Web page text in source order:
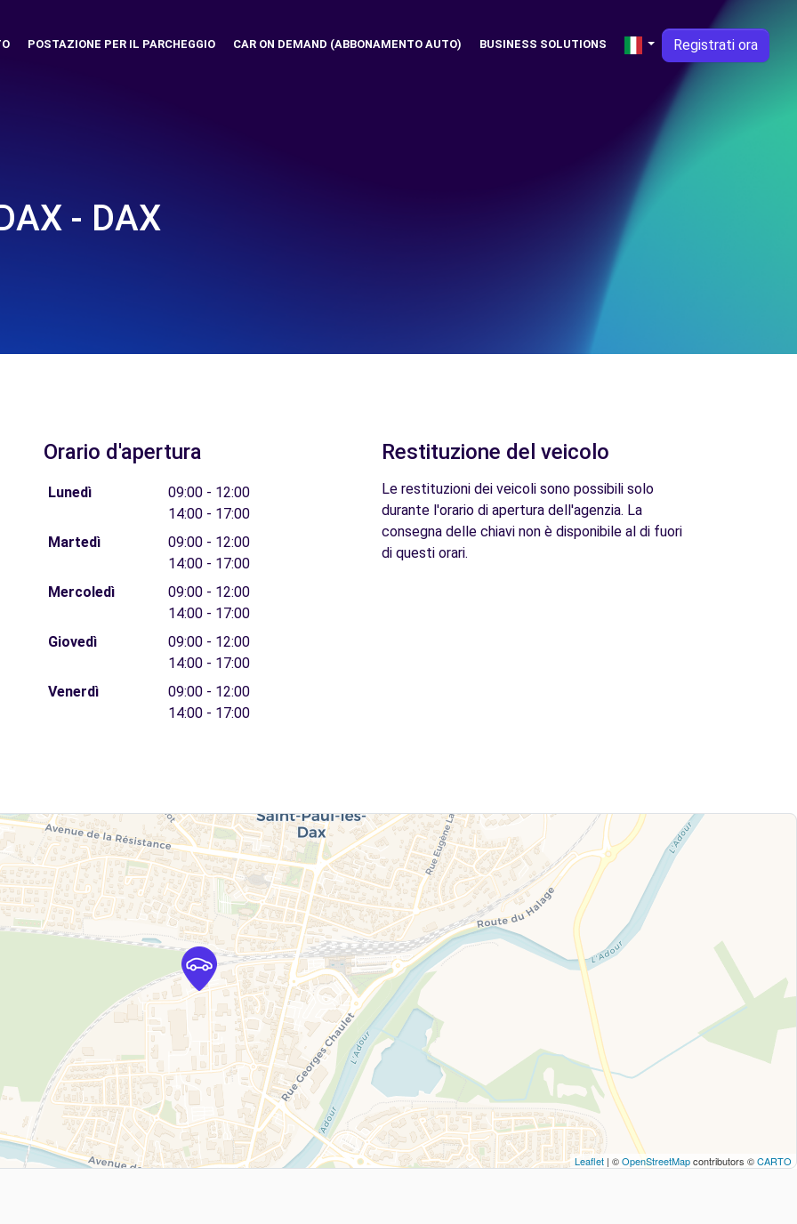
POSTAZIONE PER IL PARCHEGGIO CAR ON DEMAND (ABBONAMENTO AUTO) BUSINESS SOLUTIONS Registrati ora
- DAX
Orario d'apertura
Lunedì
09:00 - 12:00
14:00 - 17:00
Martedì
09:00 - 12:00
14:00 - 17:00
Mercoledì
09:00 - 12:00
14:00 - 17:00
Giovedì
09:00 - 12:00
14:00 - 17:00
Venerdì
09:00 - 12:00
14:00 - 17:00
Restituzione del veicolo
Le restituzioni dei veicoli sono possibili solo
durante l'orario di apertura dell'agenzia. La
consegna delle chiavi non è disponibile al di fuori
di questi orari.
Leaflet | ©OpenStreetMapcontributors ©CARTO